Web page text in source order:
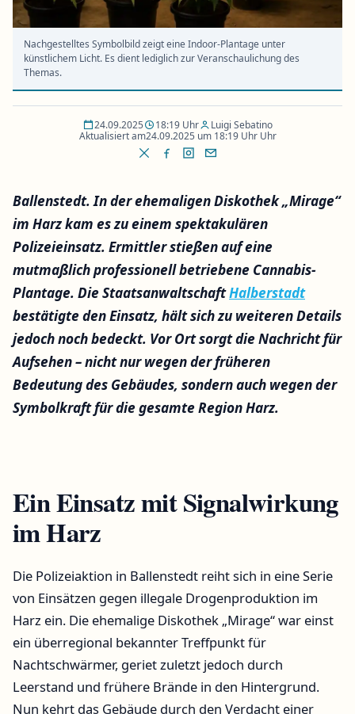
Nachgestelltes Symbolbild zeigt eine Indoor-Plantage unter
künstlichem Licht. Es dient lediglich zur Veranschaulichung des
Themas.
24.09.2025 18:19 Uhr
Luigi Sebatino
Aktualisiert am24.09.2025 um 18:19 Uhr Uhr
Ballenstedt. In der ehemaligen Diskothek „Mirage“
im Harz kam es zu einem spektakulären
Polizeieinsatz. Ermittler stießen auf eine
mutmaßlich professionell betriebene Cannabis-
Plantage. Die StaatsanwaltschaftHalberstadt
bestätigte den Einsatz, hält sich zu weiteren Details
jedoch noch bedeckt. Vor Ort sorgt die Nachricht für
Aufsehen – nicht nur wegen der früheren
Bedeutung des Gebäudes, sondern auch wegen der
Symbolkraft für die gesamte Region Harz.
Ein Einsatz mit Signalwirkung
im Harz
Die Polizeiaktion in Ballenstedt reiht sich in eine Serie
von Einsätzen gegen illegale Drogenproduktion im
Harz ein. Die ehemalige Diskothek „Mirage“ war einst
ein überregional bekannter Treffpunkt für
Nachtschwärmer, geriet zuletzt jedoch durch
Leerstand und frühere Brände in den Hintergrund.
Nun kehrt das Gebäude durch den Verdacht einer